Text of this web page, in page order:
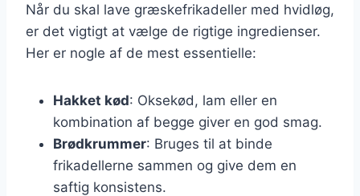
Når du skal lave græskefrikadeller med hvidløg,
er det vigtigt at vælge de rigtige ingredienser.
Her er nogle af de mest essentielle:
Hakket kød: Oksekød, lam eller en
kombination af begge giver en god smag.
Brødkrummer: Bruges til at binde
frikadellerne sammen og give dem en
saftig konsistens.